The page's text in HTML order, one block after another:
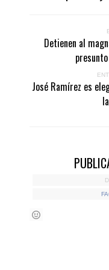
Detienen al
José Ramírez es